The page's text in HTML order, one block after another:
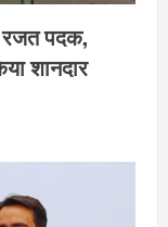
रजत पदक,
शानदार